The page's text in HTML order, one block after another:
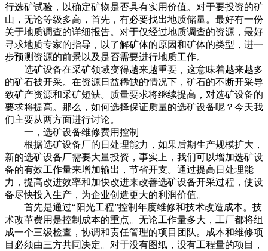
行选矿试验，以确定矿物是否具有实用价值。对于要投资的矿
山，无论等级多高，首先，有必要找出地质储量。最好有一份
关于地质调查的详细报告。对于仅经过地质调查的资源，最好
寻求地质专家的指导，以了解矿体的原因和矿体的类型，进一
步预测资源的前景以及是否需要进行地质工作。
选矿设备在采矿领域变得越来越重要，这意味着越来越多
的矿石被开采。在资源日益稀缺的情况下，矿石的不断开采导
致矿产资源和采矿短缺。质量要求将继续提高，对选矿设备的
要求将提高。那么，如何选择保证质量的选矿设备呢？今天我
们主要从两方面进行讨论。
一，选矿设备维修费用控制
根据选矿设备厂的日处理能力，如果后期生产规模扩大，
新的选矿设备厂需要大量投资，事实上，我们可以增加选矿设
备的有效工作量来增加输出，节省开支。通过提高日处理能
力，提高改进效率和加快改进来改善选矿设备开采过程，使设
备尽快投入生产，为企业创造更大的利润价值。
首先是通过“阳光工程”控制年度维修和技术改造成本。技
术改革费用是控制成本的重点。无论工作量多大，工厂都将组
成一个三级检查，协调和责任管理的项目团队。成本和维修项
目必须由三方共同决定。对于没有图纸，没有工程量的项目，